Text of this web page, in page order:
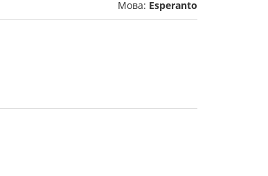
Мова: Esperanto